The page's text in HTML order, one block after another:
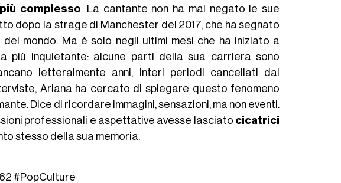
complesso. La cantante non ha mai negato le sue
dopo la strage di Manchester del 2017, che ha segnato
mondo. Ma è solo negli ultimi mesi che ha iniziato a
più inquietante: alcune parti della sua carriera sono
letteralmente anni, interi periodi cancellati dal
Ariana ha cercato di spiegare questo fenomeno
Dice di ricordare immagini, sensazioni, ma non eventi.
professionali e aspettative avesse lasciato cicatrici
stesso della sua memoria.
#PopCulture